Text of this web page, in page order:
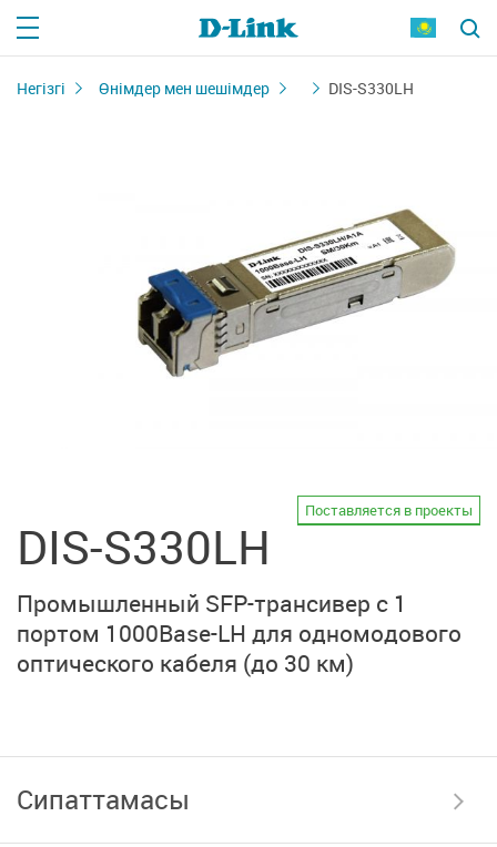
Негізгі Өнімдер мен шешімдер DIS-S330LH
DIS-S330LH
Поставляется в проекты
Промышленный SFP-трансивер с 1
портом 1000Base-LH для одномодового
оптического кабеля (до 30 км)
Сипаттамасы